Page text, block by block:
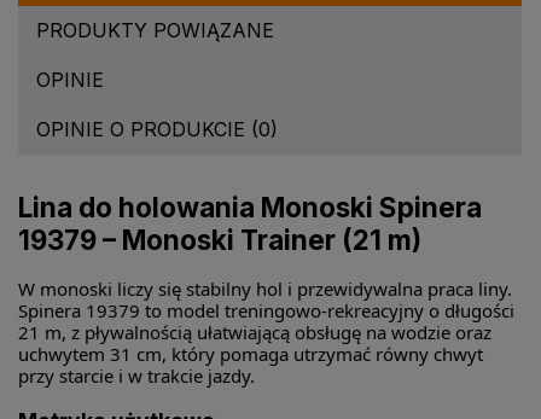
PRODUKTY POWIĄZANE
OPINIE
OPINIE O PRODUKCIE (0)
Lina do holowania Monoski Spinera
19379 – Monoski Trainer (21 m)
W monoski liczy się stabilny hol i przewidywalna praca liny.
Spinera 19379 to model treningowo-rekreacyjny o długości
21 m, z pływalnością ułatwiającą obsługę na wodzie oraz
uchwytem 31 cm, który pomaga utrzymać równy chwyt
przy starcie i w trakcie jazdy.